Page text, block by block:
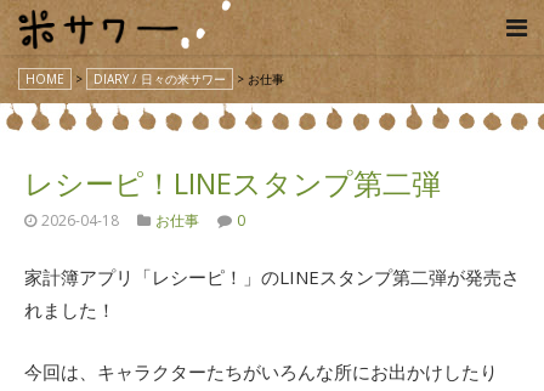
HOME > DIARY / 日々の米サワー > お仕事
レシーピ！LINEスタンプ第二弾
2026-04-18 お仕事 0
家計簿アプリ「レシーピ！」のLINEスタンプ第二弾が発売さ
れました！
今回は、キャラクターたちがいろんな所にお出かけしたり